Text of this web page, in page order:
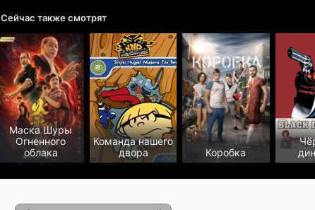
Сейчас также смотрят
Маска Шуры
Огненного
облака
Команда нашего
двора
Коробка